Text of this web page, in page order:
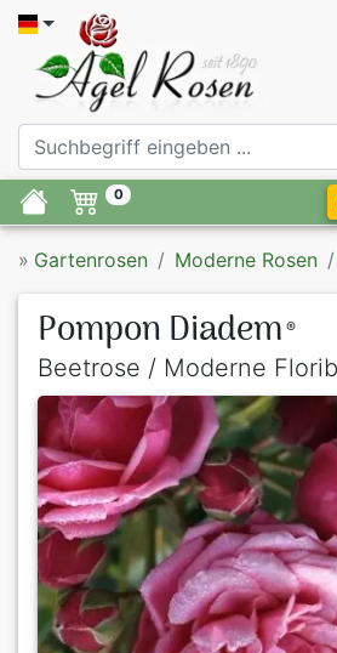
0
» Gartenrosen Moderne Rosen
Pompon Diadem ®
Beetrose / Moderne